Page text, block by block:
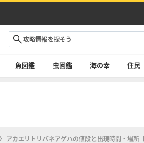
魚図鑑 虫図鑑 海の幸 住民
アカエリトリバネアゲハの値段と出現時間・場所